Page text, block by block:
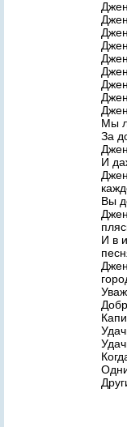
Мы
За
И
Вы
И в
Одни